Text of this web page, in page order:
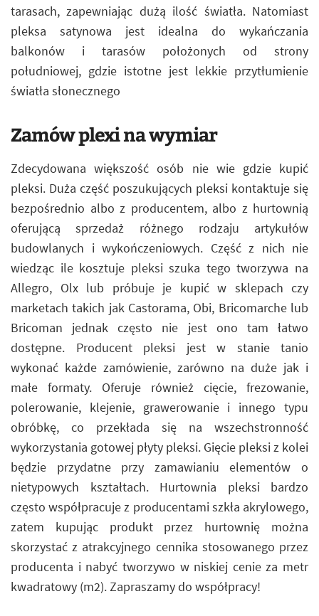
tarasach, zapewniając dużą ilość światła. Natomiast
pleksa satynowa jest idealna do wykańczania
balkonów i tarasów położonych od strony
południowej, gdzie istotne jest lekkie przytłumienie
światła słonecznego
Zamów plexi na wymiar
Zdecydowana większość osób nie wie gdzie kupić
pleksi. Duża część poszukujących pleksi kontaktuje się
bezpośrednio albo z producentem, albo z hurtownią
oferującą sprzedaż różnego rodzaju artykułów
budowlanych i wykończeniowych. Część z nich nie
wiedząc ile kosztuje pleksi szuka tego tworzywa na
Allegro, Olx lub próbuje je kupić w sklepach czy
marketach takich jak Castorama, Obi, Bricomarche lub
Bricoman jednak często nie jest ono tam łatwo
dostępne. Producent pleksi jest w stanie tanio
wykonać każde zamówienie, zarówno na duże jak i
małe formaty. Oferuje również cięcie, frezowanie,
polerowanie, klejenie, grawerowanie i innego typu
obróbkę, co przekłada się na wszechstronność
wykorzystania gotowej płyty pleksi. Gięcie pleksi z kolei
będzie przydatne przy zamawianiu elementów o
nietypowych kształtach. Hurtownia pleksi bardzo
często współpracuje z producentami szkła akrylowego,
zatem kupując produkt przez hurtownię można
skorzystać z atrakcyjnego cennika stosowanego przez
producenta i nabyć tworzywo w niskiej cenie za metr
kwadratowy (m2). Zapraszamy do współpracy!